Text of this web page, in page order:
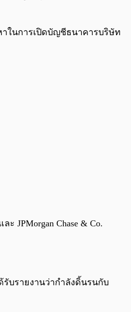
าในการเปิดบัญชีธนาคารบริษัท
JPMorgan Chase & Co.
บรายงานว่ากำลังดิ้นรนกับ